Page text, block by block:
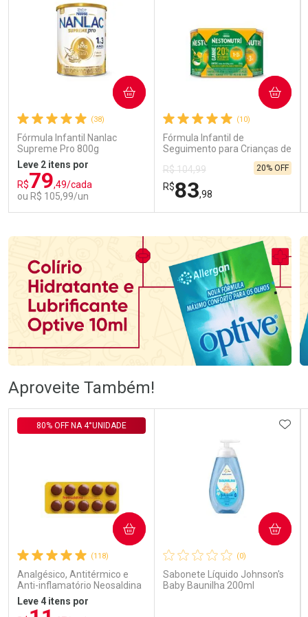
(38)
Fórmula Infantil Nanlac
Supreme Pro 800g
Leve 2 itens por
R$79,49/cada
ou R$ 105,99/un
COMPRAR
Comprar sem Desconto
Por R$ 105,99/cada
Comprar sem Desconto
Por R$ 105,99/cada
(10)
Fórmula Infantil de
Seguimento para Crianças de
Primeira Infância Nestonutri
2 Unidades de 800g cada
R$ 104,99
R$83,98
20% OFF
COMPRAR
Laboratório
Comprar sem Desconto
Por Menos
Comprar sem Desconto
Aproveite Também!
(118)
Analgésico, Antitérmico e
Anti-inflamatório Neosaldina
30mg + 300mg + 30mg 10
Drágeas
80% OFF NA 4°UNIDADE
Leve 4 itens por
COMPRAR
(0)
Sabonete Líquido Johnson's
Baby Baunilha 200ml
COMPRAR